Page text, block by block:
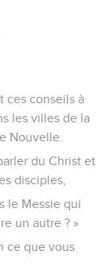
ces conseils à
les villes de la
Nouvelle.
du Christ et
disciples,
le Messie qui
un autre ? »
ce que vous